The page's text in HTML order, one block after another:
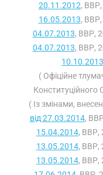
20.11.2012,
16.05.2013,
04.07.2013, ВВР,
04.07.2013, ВВР,
10.10.2013
( Офіційне
Конституційного
( Із змінами,
від 27.03.2014,
15.04.2014, ВВР,
13.05.2014, ВВР,
13.05.2014, ВВР,